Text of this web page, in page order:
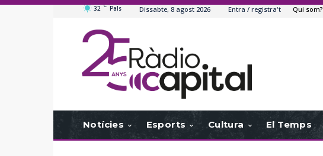
32 C Pals Dissabte, 8 agost 2026 Entra / registra't Qui som?
Notícies Esports Cultura El Temps